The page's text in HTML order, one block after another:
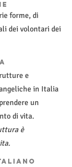
forme, di
dei volontari dei
e
in Italia
un
di vita.
è